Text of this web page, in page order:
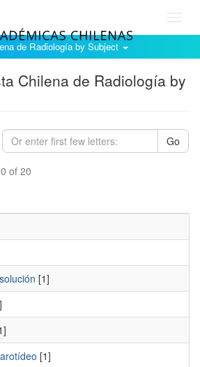
de Radiología by Subject
Chilena de Radiología by
Go
of 20
[1]
[1]